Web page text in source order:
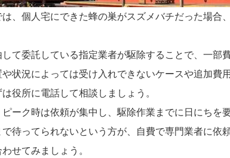
は、個人宅にできた蜂の巣がスズメバチだった場合
て委託している指定業者が駆除することで、一部
状況によっては受け入れできないケースや追加費
役所に電話して相談しましょう。
ーク時は依頼が集中し、駆除作業までに日にちを要
で待ってられないという方が、自費で専門業者に依
せてみましょう。